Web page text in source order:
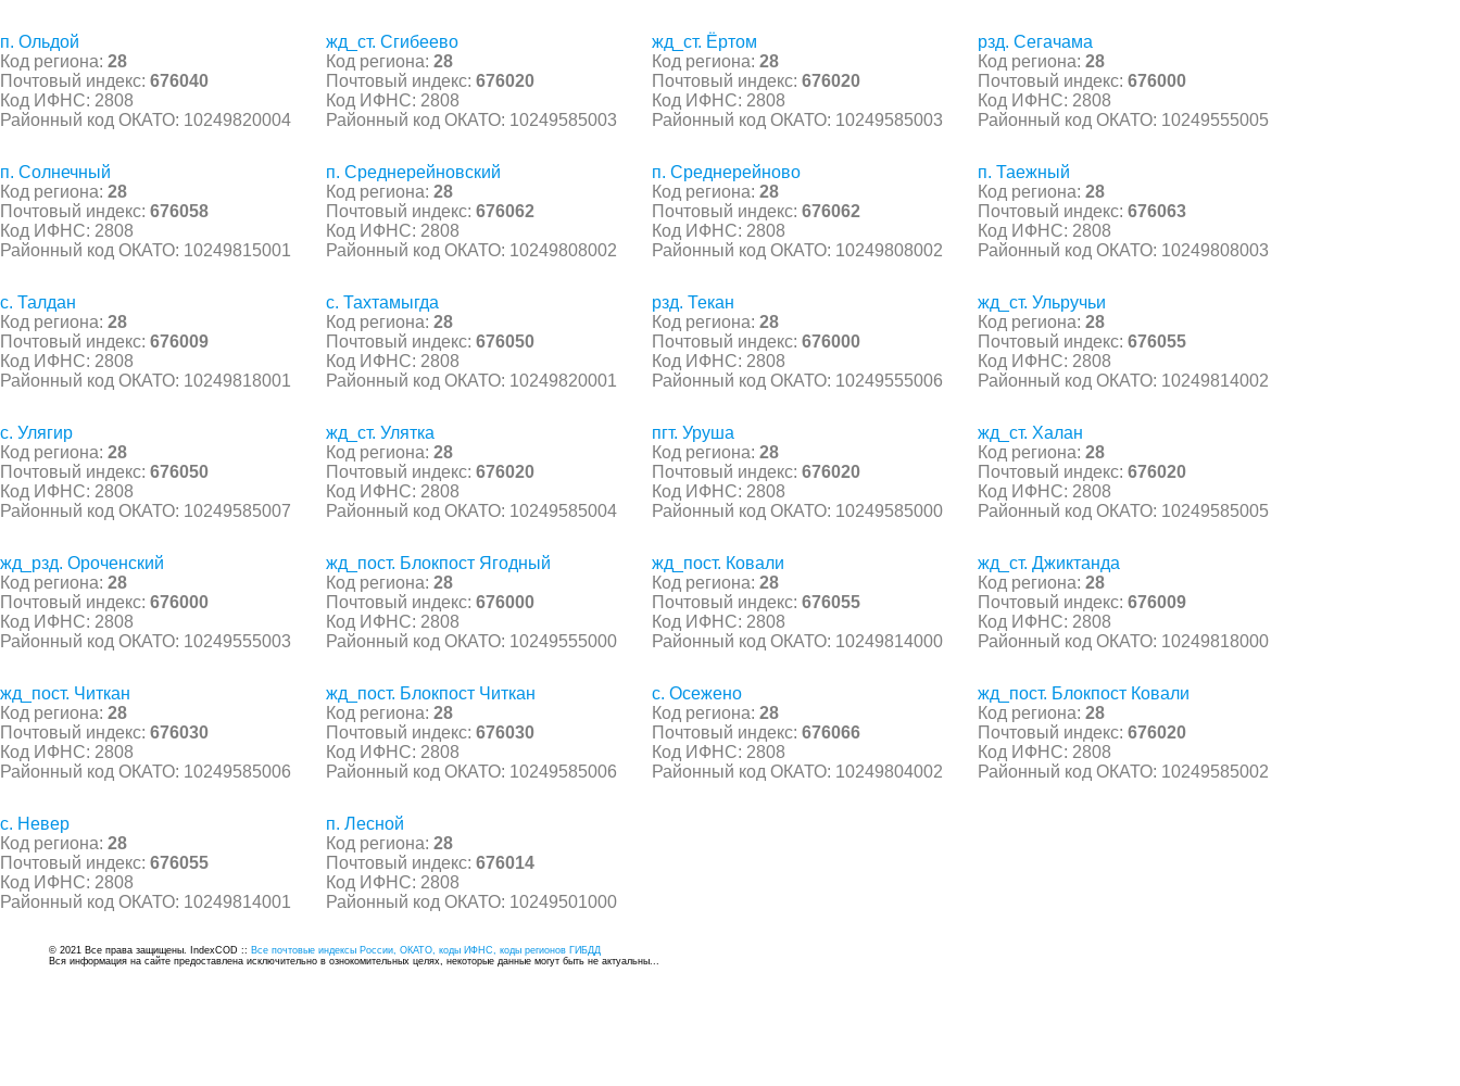
п. Ольдой
Код региона: 28
Почтовый индекс: 676040
Код ИФНС: 2808
Районный код ОКАТО: 10249820004
жд_ст. Сгибеево
Код региона: 28
Почтовый индекс: 676020
Код ИФНС: 2808
Районный код ОКАТО: 10249585003
жд_ст. Ёртом
Код региона: 28
Почтовый индекс: 676020
Код ИФНС: 2808
Районный код ОКАТО: 10249585003
рзд. Сегачама
Код региона: 28
Почтовый индекс: 676000
Код ИФНС: 2808
Районный код ОКАТО: 10249555005
п. Солнечный
Код региона: 28
Почтовый индекс: 676058
Код ИФНС: 2808
Районный код ОКАТО: 10249815001
п. Среднерейновский
Код региона: 28
Почтовый индекс: 676062
Код ИФНС: 2808
Районный код ОКАТО: 10249808002
п. Среднерейново
Код региона: 28
Почтовый индекс: 676062
Код ИФНС: 2808
Районный код ОКАТО: 10249808002
п. Таежный
Код региона: 28
Почтовый индекс: 676063
Код ИФНС: 2808
Районный код ОКАТО: 10249808003
с. Талдан
Код региона: 28
Почтовый индекс: 676009
Код ИФНС: 2808
Районный код ОКАТО: 10249818001
с. Тахтамыгда
Код региона: 28
Почтовый индекс: 676050
Код ИФНС: 2808
Районный код ОКАТО: 10249820001
рзд. Текан
Код региона: 28
Почтовый индекс: 676000
Код ИФНС: 2808
Районный код ОКАТО: 10249555006
жд_ст. Ульручьи
Код региона: 28
Почтовый индекс: 676055
Код ИФНС: 2808
Районный код ОКАТО: 10249814002
с. Улягир
Код региона: 28
Почтовый индекс: 676050
Код ИФНС: 2808
Районный код ОКАТО: 10249585007
жд_ст. Улятка
Код региона: 28
Почтовый индекс: 676020
Код ИФНС: 2808
Районный код ОКАТО: 10249585004
пгт. Уруша
Код региона: 28
Почтовый индекс: 676020
Код ИФНС: 2808
Районный код ОКАТО: 10249585000
жд_ст. Халан
Код региона: 28
Почтовый индекс: 676020
Код ИФНС: 2808
Районный код ОКАТО: 10249585005
жд_рзд. Ороченский
Код региона: 28
Почтовый индекс: 676000
Код ИФНС: 2808
Районный код ОКАТО: 10249555003
жд_пост. Блокпост Ягодный
Код региона: 28
Почтовый индекс: 676000
Код ИФНС: 2808
Районный код ОКАТО: 10249555000
жд_пост. Ковали
Код региона: 28
Почтовый индекс: 676055
Код ИФНС: 2808
Районный код ОКАТО: 10249814000
жд_ст. Джиктанда
Код региона: 28
Почтовый индекс: 676009
Код ИФНС: 2808
Районный код ОКАТО: 10249818000
жд_пост. Читкан
Код региона: 28
Почтовый индекс: 676030
Код ИФНС: 2808
Районный код ОКАТО: 10249585006
жд_пост. Блокпост Читкан
Код региона: 28
Почтовый индекс: 676030
Код ИФНС: 2808
Районный код ОКАТО: 10249585006
с. Осежено
Код региона: 28
Почтовый индекс: 676066
Код ИФНС: 2808
Районный код ОКАТО: 10249804002
жд_пост. Блокпост Ковали
Код региона: 28
Почтовый индекс: 676020
Код ИФНС: 2808
Районный код ОКАТО: 10249585002
с. Невер
Код региона: 28
Почтовый индекс: 676055
Код ИФНС: 2808
Районный код ОКАТО: 10249814001
п. Лесной
Код региона: 28
Почтовый индекс: 676014
Код ИФНС: 2808
Районный код ОКАТО: 10249501000
© 2021 Все права защищены. IndexCOD :: Все почтовые индексы России, ОКАТО, коды ИФНС, коды регионов ГИБДД
Вся информация на сайте предоставлена исключительно в ознокомительных целях, некоторые данные могут быть не актуальны...